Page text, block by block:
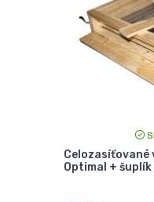
Celozasíťované
Optimal + šuplík